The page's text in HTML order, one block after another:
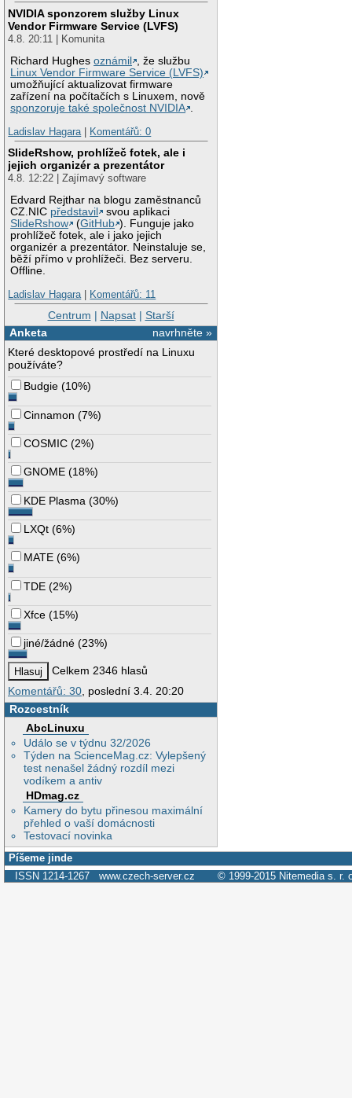
NVIDIA sponzorem služby Linux
Vendor Firmware Service (LVFS)
4.8. 20:11 | Komunita
Richard Hughesoznámil
, že službu
Linux Vendor Firmware Service (LVFS)
umožňující aktualizovat firmware
zařízení na počítačích s Linuxem, nově
sponzoruje také společnost NVIDIA .
Ladislav Hagara| Komentářů: 0
SlideRshow, prohlížeč fotek, ale i
jejich organizér a prezentátor
4.8. 12:22 | Zajímavý software
Edvard Rejthar na blogu zaměstnanců
CZ.NIC představil
svou aplikaci
SlideRshow
(GitHub ). Funguje jako
prohlížeč fotek, ale i jako jejich
organizér a prezentátor. Neinstaluje se,
běží přímo v prohlížeči. Bez serveru.
Offline.
Ladislav Hagara| Komentářů: 11
Centrum | Napsat| Starší
navrhněte »
Anketa
Které desktopové prostředí na Linuxu
používáte?
Budgie (10%)
Cinnamon (7%)
COSMIC (2%)
GNOME (18%)
KDE Plasma (30%)
LXQt (6%)
MATE (6%)
TDE (2%)
Xfce (15%)
jiné/žádné (23%)
Celkem 2346 hlasů
Komentářů: 30 , poslední 3.4. 20:20
Rozcestník
AbcLinuxu
Událo se v týdnu 32/2026
Týden na ScienceMag.cz: Vylepšený
test nenašel žádný rozdíl mezi
vodíkem a antiv
HDmag.cz
Kamery do bytu přinesou maximální
přehled o vaší domácnosti
Testovací novinka
Píšeme jinde
ISSN 1214-1267 www.czech-server.cz © 1999-2015 Nitemedia s. r.